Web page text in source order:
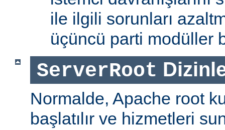
ile ilgili sorunları
üçüncü parti modüller
ServerRoot
Normalde, Apache root
başlatılır ve hizmetleri